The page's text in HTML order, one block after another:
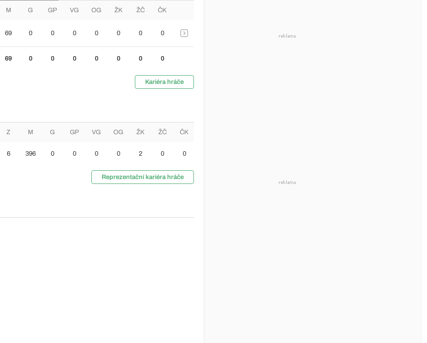
M G GP VG OG ŽK ŽČ ČK
69 0 0 0 0 0 0 0
69 0 0 0 0 0 0 0
Kariéra hráče
Z M G GP VG OG ŽK ŽČ ČK
6 396 0 0 0 0 2 0 0
Reprezentační kariéra hráče